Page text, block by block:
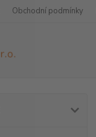
Obchodní podmínky